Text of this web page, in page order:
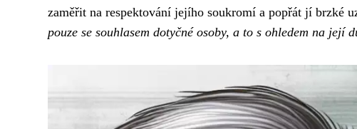
zaměřit na respektování jejího soukromí a popřát jí brzké
pouze se souhlasem dotyčné osoby, a to s ohledem na její